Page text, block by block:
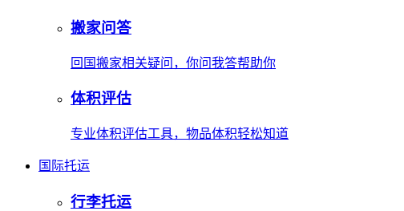
搬家问答
回国搬家相关疑问，你问我答帮助你
体积评估
专业体积评估工具，物品体积轻松知道
国际托运
行李托运